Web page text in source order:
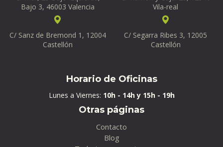
Bajo 3, 46003 Valencia
Vila-real
C/ Sanz de Bremond 1, 12004
Castellón
C/ Segarra Ribes 3, 12005
Castellón
Horario de Oficinas
Lunes a Viernes: 10h - 14h y 15h - 19h
Otras páginas
Contacto
Blog